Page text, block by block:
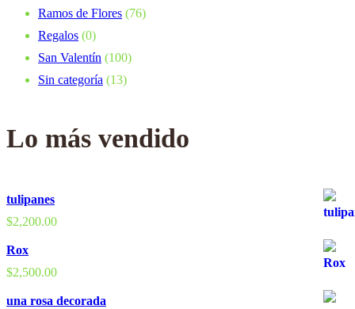
Ramos de Flores (76)
Regalos (0)
San Valentín (100)
Sin categoría (13)
Lo más vendido
tulipanes
$2,200.00
Rox
$2,500.00
una rosa decorada